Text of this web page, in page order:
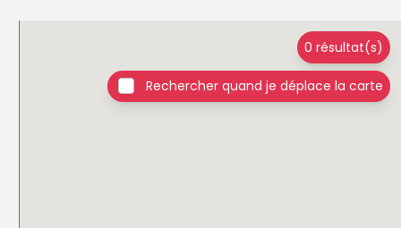
0 résultat(s)
Rechercher quand je déplace la carte